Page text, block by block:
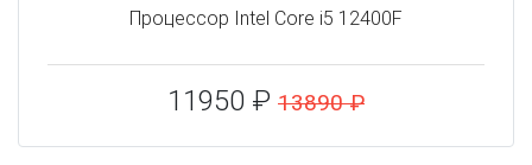
Процессор Intel Core i5 12400F
11950 ₽ 13890 ₽